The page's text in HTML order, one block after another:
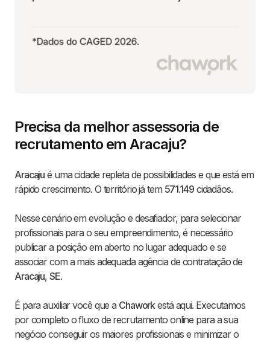
Precisa da melhor assessoria de
recrutamento em Aracaju?
Aracaju é uma cidade repleta de possibilidades e que está em
rápido crescimento. O território já tem 571.149cidadãos.
Nesse cenário em evolução e desafiador, para selecionar
profissionais para o seu empreendimento, é necessário
publicar a posição em aberto no lugar adequado e se
associar com a mais adequada agência de contratação de
Aracaju,SE.
É para auxiliar você que a Chaworkestá aqui. Executamos
por completo o fluxo de recrutamento online para a sua
negócio conseguir os maiores profissionais e minimizar o